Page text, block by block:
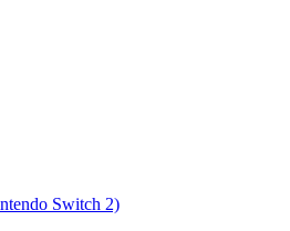
Switch 2)